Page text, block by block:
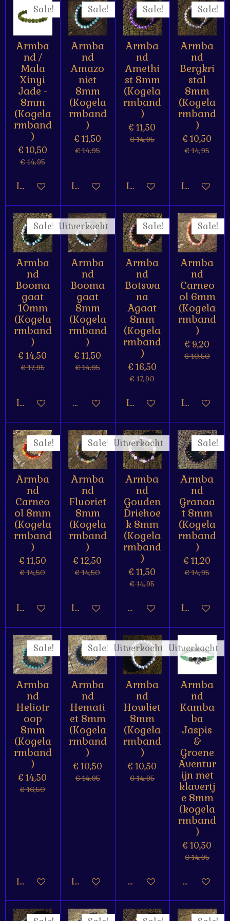
n n n n
Sale!
Armba
nd /
Mala
Xinyi
Jade -
8mm
(Kogela
rmband
)
€ 10,50
€ 14,95
In winkelwagen
Sale!
Armba
nd
Amazo
niet
8mm
(Kogela
rmband
)
€ 11,50
€ 14,95
In winkelwagen
Sale!
Armba
nd
Amethi
st 8mm
(Kogela
rmband
)
€ 11,50
€ 14,95
In winkelwagen
Sale!
Armba
nd
Bergkri
stal
8mm
(Kogela
rmband
)
€ 10,50
€ 14,95
In
Sale!
Armba
nd
Booma
gaat
10mm
(Kogela
rmband
)
€ 14,50
€ 17,95
In winkelwagen
Uitverkocht
Armba
nd
Booma
gaat
8mm
(Kogela
rmband
)
€ 11,50
€ 14,95
Houd mij op de hoogte
Sale!
Armba
nd
Botswa
na
Agaat
8mm
(Kogela
rmband
)
€ 16,50
€ 17,90
In winkelwagen
Sale!
Armba
nd
Carneo
ol 6mm
(Kogela
rmband
)
€ 9,20
€ 10,50
In
Sale!
Armba
nd
Carneo
ol 8mm
(Kogela
rmband
)
€ 11,50
€ 14,50
In winkelwagen
Sale!
Armba
nd
Fluoriet
8mm
(Kogela
rmband
)
€ 12,50
€ 14,50
In winkelwagen
Uitverkocht
Armba
nd
Gouden
Driehoe
k 8mm
(Kogela
rmband
)
€ 11,50
€ 14,95
Houd mij op de hoogte
Sale!
Armba
nd
Granaa
t 8mm
(Kogela
rmband
)
€ 11,20
€ 14,95
In
Sale!
Armba
nd
Heliotr
oop
8mm
(Kogela
rmband
)
€ 14,50
€ 16,50
In winkelwagen
Sale!
Armba
nd
Hemati
et 8mm
(Kogela
rmband
)
€ 10,50
€ 14,95
In winkelwagen
Uitverkocht
Armba
nd
Howliet
8mm
(Kogela
rmband
)
€ 10,50
€ 14,95
Houd mij op de hoogte
Uitverkocht
Armba
nd
Kamba
ba
Jaspis
&
Groene
Aventur
ijn met
klavertj
e 8mm
(kogela
rmband
)
€ 10,50
€ 14,95
Houd mij